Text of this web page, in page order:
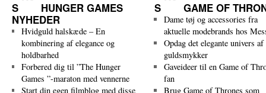
HUNGER GAMES
NYHEDER
Hvidguld halskæde – En
kombinering af elegance og
holdbarhed
Forbered dig til ”The Hunger
Games ”-maraton med vennerne
Start din egen filmblog med disse
GAME OF
Dame tøj og accessories fra
aktuelle modebrands hos
Opdag det elegante univers af
guldsmykker
Gaveideer til en Game of
fan
Brug Game of Thrones som